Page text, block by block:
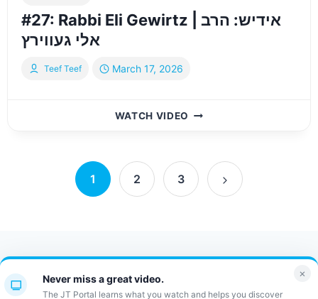
#27: Rabbi Eli Gewirtz | אידיש: הרב
אלי געווירץ
Teef Teef March 17, 2026
WATCH VIDEO #27:
אידיש:
1 2
3
Next
Contact Us FAQ
Bulletin
JT Portal
×
Never miss a great video.
The JT Portal learns what you watch and helps you discover